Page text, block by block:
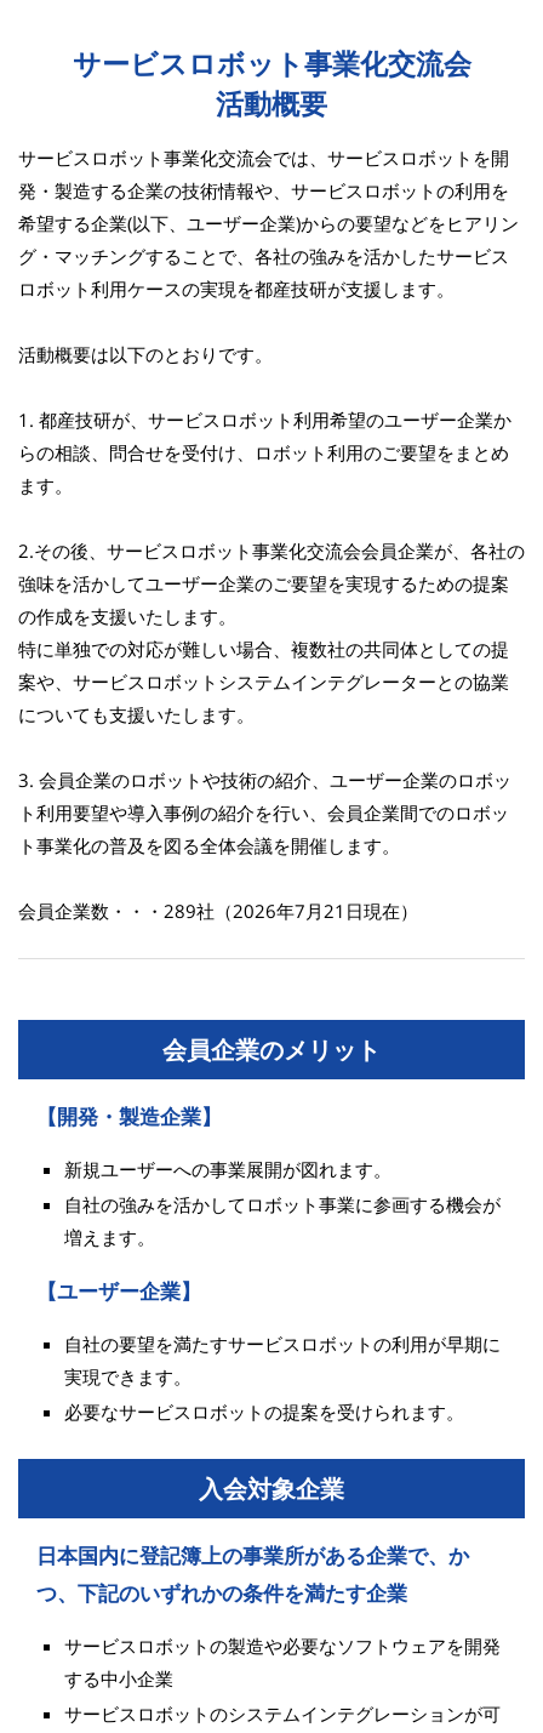
サービスロボット事業化交流会
活動概要
サービスロボット事業化交流会では、サービスロボットを開
発・製造する企業の技術情報や、サービスロボットの利用を
希望する企業(以下、ユーザー企業)からの要望などを ヒアリン
グ・マッチングすることで、各社の強みを活かしたサービス
ロボット利用ケースの実現を都産技研が支援します。
活動概要は以下のとおりです。
1. 都産技研が、サービスロボット利用希望のユーザー企業か
らの相談、問合せを受付け、ロボット利用のご要望をまとめ
ます。
2.その後、サービスロボット事業化交流会会員企業が、各社の
強味を活かしてユーザー企業のご要望を実現するための提案
の作成を支援いたします。
特に単独での対応が難しい場合、複数社の共同体としての提
案や、サービスロボットシステムインテグレーターとの協業
についても支援いたします。
3. 会員企業のロボットや技術の紹介、ユーザー企業のロボッ
ト利用要望や導入事例の紹介を行い、会員企業間でのロボッ
ト事業化の普及を図る全体会議を開催します。
会員企業数・・・289社（2026年7月21日現在）
会員企業のメリット
【開発・製造企業】
新規ユーザーへの事業展開が図れます。
自社の強みを活かしてロボット事業に参画する機会が
増えます。
【ユーザー企業】
自社の要望を満たすサービスロボットの利用が早期に
実現できます。
必要なサービスロボットの提案を受けられます。
入会対象企業
日本国内に登記簿上の事業所がある企業で、か
つ、下記のいずれかの条件を満たす企業
サービスロボットの製造や必要なソフトウェアを開発
する中小企業
サービスロボットのシステムインテグレーションが可